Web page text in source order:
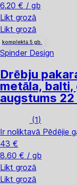
6,20 € / gb
Likt grozā
Likt grozā
komplektā 5 gb.
Spinder Design
Drēbju
metāla, balti,
augstums 22
(1)
Ir noliktavā Pēdējie
43 €
8,60 € / gb
Likt grozā
Likt grozā